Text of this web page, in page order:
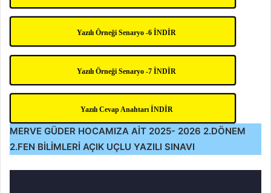
Yazılı Örneği Senaryo -6 İNDİR
Yazılı Örneği Senaryo -7 İNDİR
Yazılı Cevap Anahtarı İNDİR
MERVE GÜDER HOCAMIZA AİT 2025- 2026 2.DÖNEM
2.FEN BİLİMLERİ AÇIK UÇLU YAZILI SINAVI